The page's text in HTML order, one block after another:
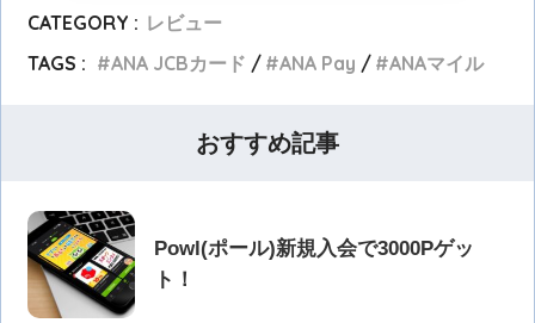
CATEGORY : レビュー
TAGS :
ANA JCBカード ANA Pay ANAマイル
おすすめ記事
Powl(ポール)新規入会で3000Pゲッ
ト！